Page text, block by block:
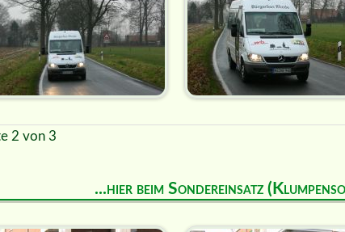
2 von 3
...hier beim Sondereinsatz